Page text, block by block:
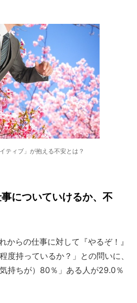
ティブ」が抱える不安とは？
事についていけるか、不
からの仕事に対して『やるぞ！』
度持っているか？」との問いに、
持ちが）80％」ある人が29.0％